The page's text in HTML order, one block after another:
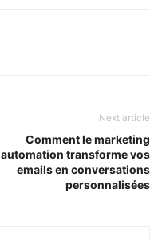
Next article
Comment le marketing
automation transforme vos
emails en conversations
personnalisées